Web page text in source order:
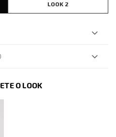
LOOK 2
O LOOK